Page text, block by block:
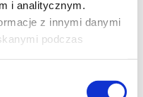
i analitycznym.
z innymi danymi
podczas